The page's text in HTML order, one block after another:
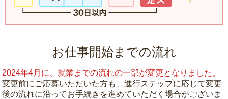
お仕事開始までの流れ
2024年4月に、就業までの流れの一部が変更となりました。
変更前にご応募いただいた方も、進行ステップに応じて変更
後の流れに沿ってお手続きを進めていただく場合がございま